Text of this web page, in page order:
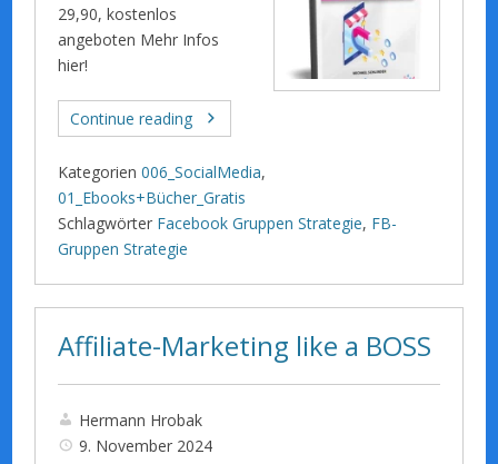
29,90, kostenlos
angeboten Mehr Infos
hier!
Continue reading
Kategorien 006_SocialMedia,
01_Ebooks+Bücher_Gratis
Schlagwörter Facebook Gruppen Strategie, FB-
Gruppen Strategie
Affiliate-Marketing like a BOSS
Hermann Hrobak
9. November 2024